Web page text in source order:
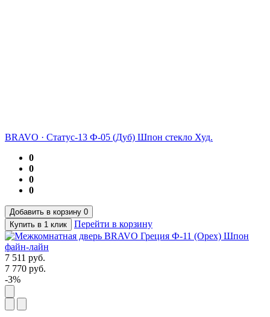
BRAVO · Статус-13 Ф-05 (Дуб) Шпон стекло Худ.
0
0
0
0
Добавить в корзину 0
Купить в 1 клик
Перейти в корзину
7 511 руб.
7 770 руб.
-3%